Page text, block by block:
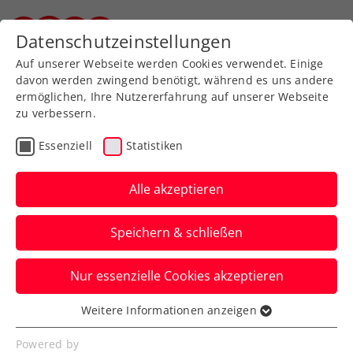
Zurück zur Newsübersicht
Turniere
LAYJET-OPEN:
Nennschluss für
Wildcard-Challenge bis
6.9. um 18:00 Uhr
verlängert
Kurzentschlossene können noch um die
Datenschutzeinstellungen
Auf unserer Webseite werden Cookies verwendet. Einige
davon werden zwingend benötigt, während es uns andere
ermöglichen, Ihre Nutzererfahrung auf unserer Webseite
zu verbessern.
Essenziell Statistiken
Alle akzeptieren
Speichern & schließen
Nur essenzielle Cookies akzeptieren
Essenziell
Essenzielle Cookies werden für grundlegende
Weitere Informationen anzeigen
Powered by